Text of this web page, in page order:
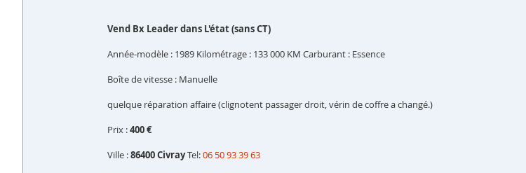
Vend Bx Leader dans L'état (sans CT)
Année-modèle : 1989 Kilométrage : 133 000 KM Carburant : Essence
Boîte de vitesse : Manuelle
quelque réparation affaire (clignotent passager droit, vérin de coffre a changé.)
Prix :400 €
Ville :86400 CivrayTel:06 50 93 39 63